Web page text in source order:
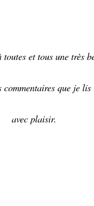
toutes et tous une très
que je
avec plaisir.